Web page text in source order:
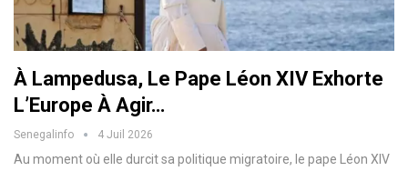
À Lampedusa, Le Pape Léon XIV Exhorte
L’Europe À Agir…
Senegalinfo 4 Juil 2026
Au moment où elle durcit sa politique migratoire, le pape Léon XIV